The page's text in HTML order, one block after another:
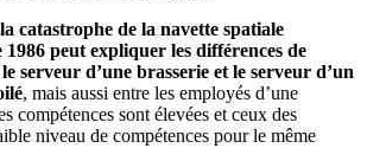
catastrophe de la navette spatiale
1986 peut expliquer les différences de
serveur d’une brasserie et le serveur d’un
, mais aussi entre les employés d’une
compétences sont élevées et ceux des
niveau de compétences pour le même